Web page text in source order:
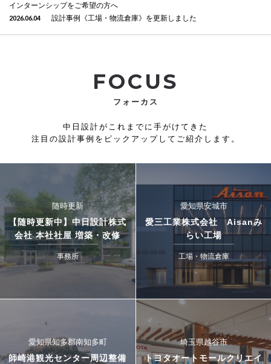
インターンシップをご希望の方へ
2026.06.04 設計事例《工場・物流倉庫》を更新しました
FOCUS
フォーカス
中日設計がこれまでに手がけてきた
注目の設計事例をピックアップしてご紹介します。
随時更新
【随時更新中】中日設計株式
会社 本社社屋 増築・改修
事務所
愛知県安城市
愛三工業株式会社 Aisanみ
らい工場
工場・物流倉庫
愛知県知多郡南知多町
師崎港観光センター周辺整備
埼玉県越谷市
トヨタオートモールクリエイ